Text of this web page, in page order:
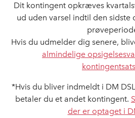
Dit kontingent opkræves
ud uden varsel indtil den sidste
Hvis du udmelder dig senere,
almindelige
*Hvis du bliver indmeldt i DM
betaler du et andet kontingent.
der er optaget i